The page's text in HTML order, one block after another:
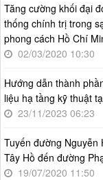
lượt xem: 951 | lượt
Tăng cường khối đại
thống chính trị trong
phong cách Hồ Chí
02/03/2020 10:30
Hướng dẫn thành
liệu hạ tầng kỹ thuật
23/11/2023 06:23
Tuyến đường Nguyễn
Tây Hồ đến đường
19/07/2020 11:50